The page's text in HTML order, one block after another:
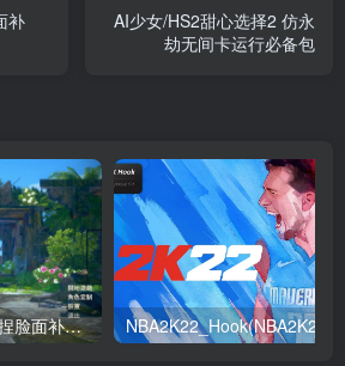
补
AI少女/HS2甜心选择2 仿永
劫无间卡运行必备包
AI少女 1300位少女 捏脸面补数据整合包 总有一位是你想要的